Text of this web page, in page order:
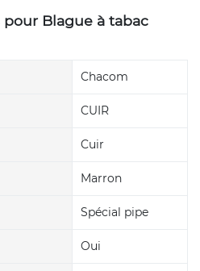
Blague à tabac
Chacom
CUIR
Cuir
Marron
Spécial pipe
Oui